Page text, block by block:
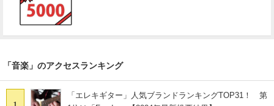
「音楽」のアクセスランキング
「エレキギター」人気ブランドランキングTOP31！ 第